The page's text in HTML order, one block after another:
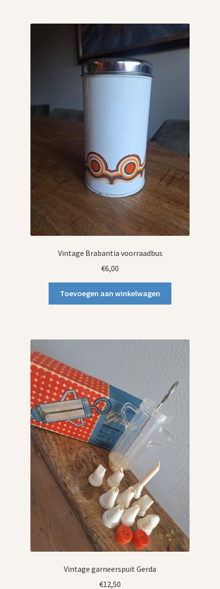
Vintage Brabantia voorraadbus
€6,00
Toevoegen aan winkelwagen
Vintage garneerspuit Gerda
€12,50